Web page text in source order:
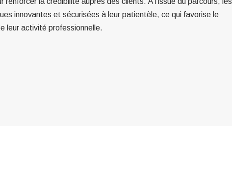
innovantes et sécurisées à leur patientèle, ce qui favorise le
leur activité professionnelle.